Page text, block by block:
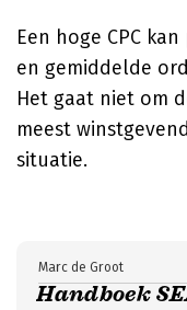
Een hoge CPC
en gemiddelde
Het gaat niet om
meest
situatie.
Handboek
Marc de Groot